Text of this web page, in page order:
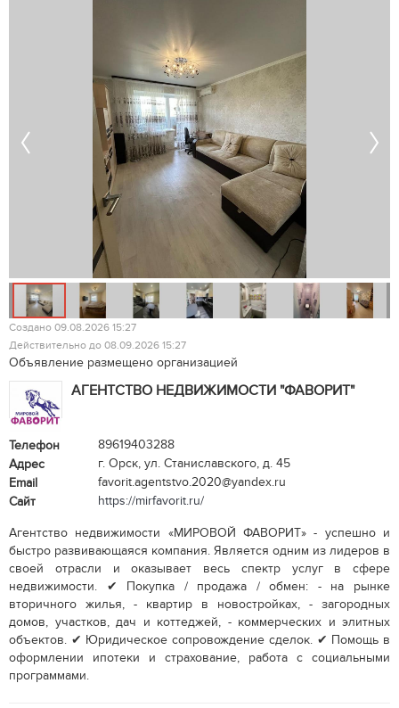
Создано 09.08.2026 15:27
Действительно до 08.09.2026 15:27
Объявление размещено организацией
АГЕНТСТВО НЕДВИЖИМОСТИ "ФАВОРИТ"
Телефон
89619403288
Адрес
г. Орск, ул. Станиславского, д. 45
Email
favorit.agentstvo.2020@yandex.ru
Сайт
https://mirfavorit.ru/
Агентство недвижимости «МИРОВОЙ ФАВОРИТ» - успешно и
быстро развивающаяся компания. Является одним из лидеров в
своей отрасли и оказывает весь спектр услуг в сфере
недвижимости. ✔ Покупка / продажа / обмен: - на рынке
вторичного жилья, - квартир в новостройках, - загородных
домов, участков, дач и коттеджей, - коммерческих и элитных
объектов. ✔ Юридическое сопровождение сделок. ✔ Помощь в
оформлении ипотеки и страхование, работа с социальными
программами.